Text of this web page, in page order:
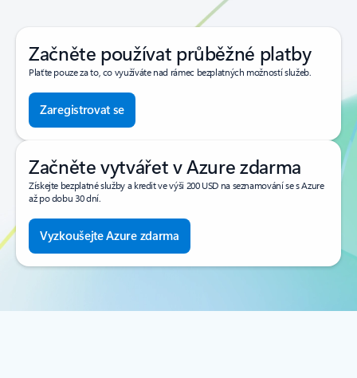
Začněte používat průběžné platby
Plaťte pouze za to, co využíváte nad rámec bezplatných možností služeb.
Zaregistrovat se
Začněte vytvářet v Azure zdarma
Získejte bezplatné služby a kredit ve výši 200 USD na seznamování se s Azure
až po dobu 30 dní.
Vyzkoušejte Azure zdarma